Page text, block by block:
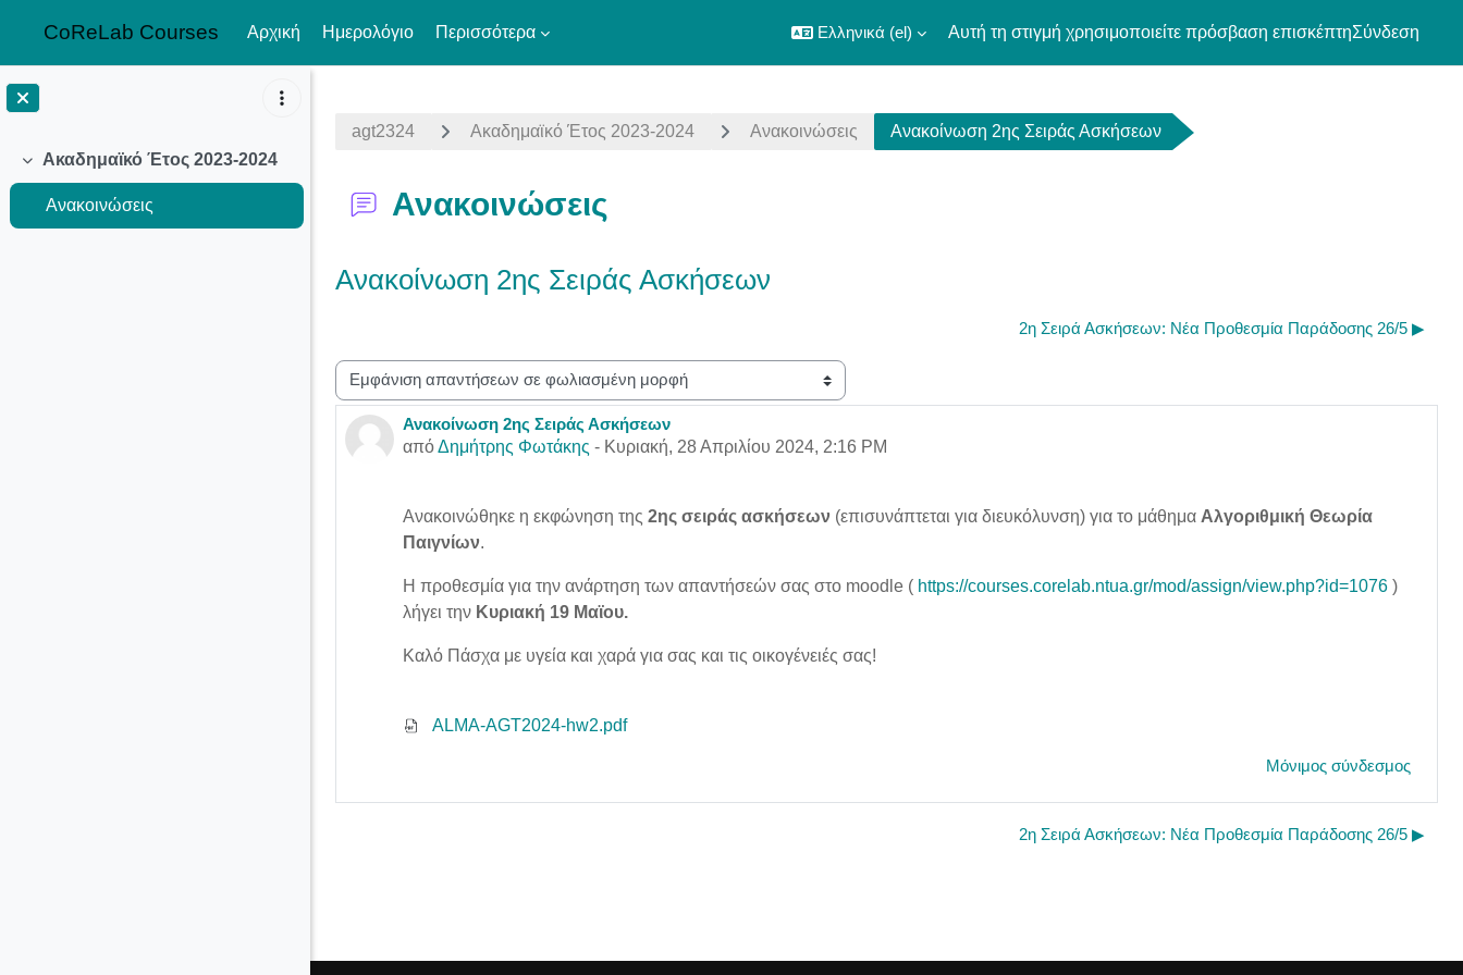
CoReLab Courses Αρχική Ημερολόγιο Περισσότερα Ελληνικά ‎(el)‎ Αυτή τη στιγμή χρησιμοποιείτε πρόσβαση επισκέπτηΣύνδεση
Σύμπτυξη
Ακαδημαϊκό Έτος 2023-2024
Ανακοινώσεις
agt2324 Ακαδημαϊκό Έτος 2023-2024 Ανακοινώσεις Ανακοίνωση 2ης Σειράς Ασκήσεων
Ανακοινώσεις
Ανακοίνωση 2ης Σειράς Ασκήσεων
2η Σειρά Ασκήσεων: Νέα Προθεσμία Παράδοσης 26/5 ▶︎
Λειτουργία εμφάνισης
Ανακοίνωση 2ης Σειράς Ασκήσεων
απόΔημήτρης Φωτάκης - Κυριακή, 28 Απριλίου 2024, 2:16 PM
Αριθμός απαντήσεων: 0
Ανακοινώθηκε η εκφώνηση της 2ης σειράς ασκήσεων (επισυνάπτεται για διευκόλυνση) για το μάθημα Αλγοριθμική Θεωρία
Παιγνίων.
Η προθεσμία για την ανάρτηση των απαντήσεών σας στο moodle ( https://courses.corelab.ntua.gr/mod/assign/view.php?id=1076 )
λήγει την Κυριακή 19 Μαϊου.
Καλό Πάσχα με υγεία και χαρά για σας και τις οικογένειές σας!
ALMA-AGT2024-hw2.pdf
Μόνιμος σύνδεσμος
2η Σειρά Ασκήσεων: Νέα Προθεσμία Παράδοσης 26/5 ▶︎